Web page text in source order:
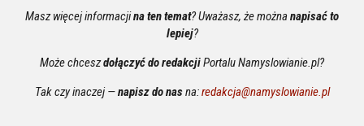
Masz więcej informacjina ten temat? Uważasz, że możnanapisać to
lepiej?
Może chceszdołączyć do redakcjiPortalu Namyslowianie.pl?
Tak czy inaczej —napisz do nasna:redakcja@namyslowianie.pl